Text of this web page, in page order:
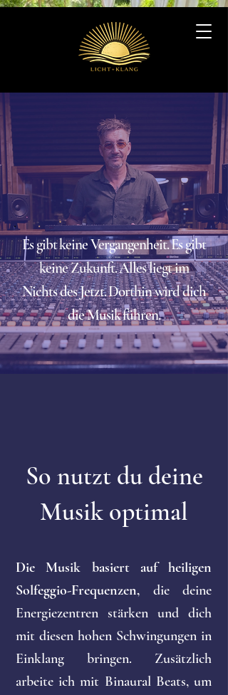
Es gibt keine Vergangenheit. Es gibt
keine Zukunft. Alles liegt im
Nichts des Jetzt. Dorthin wird dich
die Musik führen.
So nutzt du deine
Musik optimal
Die Musik basiert auf heiligen
Solfeggio-Frequenzen, die deine
Energiezentren stärken und dich
mit diesen hohen Schwingungen in
Einklang bringen. Zusätzlich
arbeite ich mit Binaural Beats, um